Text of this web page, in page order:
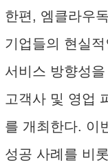
한편, 엠클라우
기업들의 현실
서비스 방향성
고객사 및 영업
를 개최한다. 이
성공 사례를 비